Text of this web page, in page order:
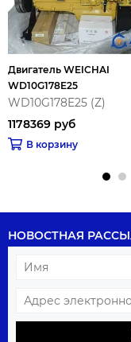
Двигатель WEICHAI
WD10G178E25
WD10G178E25 (Z)
1178369 руб
В корзину
НОВОСТНАЯ